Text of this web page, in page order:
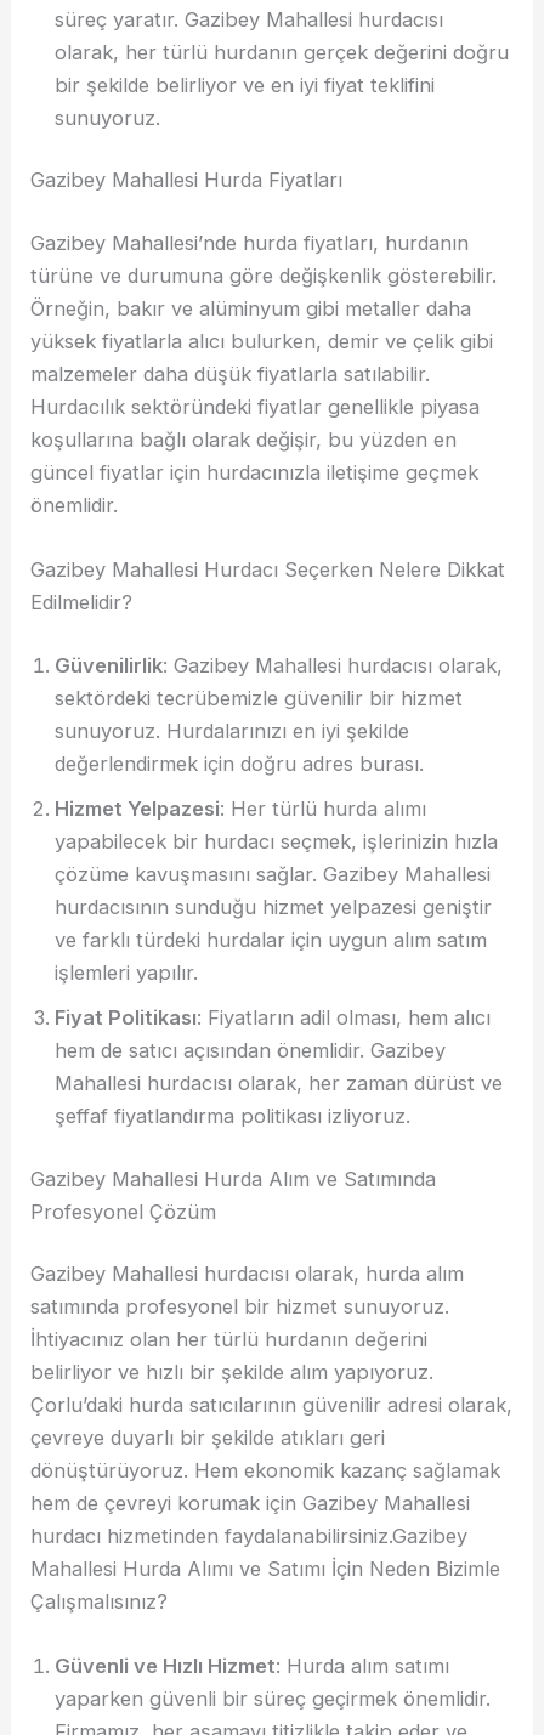
süreç yaratır. Gazibey Mahallesi hurdacısı
olarak, her türlü hurdanın gerçek değerini doğru
bir şekilde belirliyor ve en iyi fiyat teklifini
sunuyoruz.
Gazibey Mahallesi Hurda Fiyatları
Gazibey Mahallesi’nde hurda fiyatları, hurdanın
türüne ve durumuna göre değişkenlik gösterebilir.
Örneğin, bakır ve alüminyum gibi metaller daha
yüksek fiyatlarla alıcı bulurken, demir ve çelik gibi
malzemeler daha düşük fiyatlarla satılabilir.
Hurdacılık sektöründeki fiyatlar genellikle piyasa
koşullarına bağlı olarak değişir, bu yüzden en
güncel fiyatlar için hurdacınızla iletişime geçmek
önemlidir.
Gazibey Mahallesi Hurdacı Seçerken Nelere Dikkat
Edilmelidir?
Güvenilirlik: Gazibey Mahallesi hurdacısı olarak,
sektördeki tecrübemizle güvenilir bir hizmet
sunuyoruz. Hurdalarınızı en iyi şekilde
değerlendirmek için doğru adres burası.
Hizmet Yelpazesi: Her türlü hurda alımı
yapabilecek bir hurdacı seçmek, işlerinizin hızla
çözüme kavuşmasını sağlar. Gazibey Mahallesi
hurdacısının sunduğu hizmet yelpazesi geniştir
ve farklı türdeki hurdalar için uygun alım satım
işlemleri yapılır.
Fiyat Politikası: Fiyatların adil olması, hem alıcı
hem de satıcı açısından önemlidir. Gazibey
Mahallesi hurdacısı olarak, her zaman dürüst ve
şeffaf fiyatlandırma politikası izliyoruz.
Gazibey Mahallesi Hurda Alım ve Satımında
Profesyonel Çözüm
Gazibey Mahallesi hurdacısı olarak, hurda alım
satımında profesyonel bir hizmet sunuyoruz.
İhtiyacınız olan her türlü hurdanın değerini
belirliyor ve hızlı bir şekilde alım yapıyoruz.
Çorlu’daki hurda satıcılarının güvenilir adresi olarak,
çevreye duyarlı bir şekilde atıkları geri
dönüştürüyoruz. Hem ekonomik kazanç sağlamak
hem de çevreyi korumak için Gazibey Mahallesi
hurdacı hizmetinden faydalanabilirsiniz.Gazibey
Mahallesi Hurda Alımı ve Satımı İçin Neden Bizimle
Çalışmalısınız?
Güvenli ve Hızlı Hizmet: Hurda alım satımı
yaparken güvenli bir süreç geçirmek önemlidir.